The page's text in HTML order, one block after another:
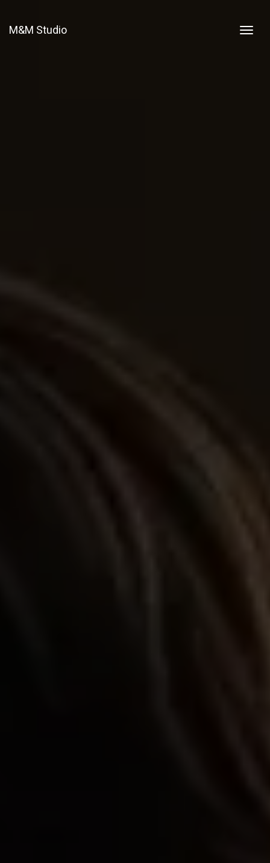
M&M Studio